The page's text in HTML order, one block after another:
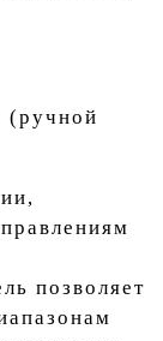
(ручной
позволяет